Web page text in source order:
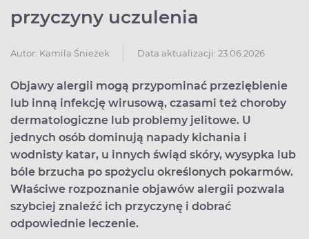
przyczyny uczulenia
Autor: Kamila Śnieżek Data aktualizacji: 23.06.2026
Objawy alergii mogą przypominać przeziębienie
lub inną infekcję wirusową, czasami też choroby
dermatologiczne lub problemy jelitowe. U
jednych osób dominują napady kichania i
wodnisty katar, u innych świąd skóry, wysypka lub
bóle brzucha po spożyciu określonych pokarmów.
Właściwe rozpoznanie objawów alergii pozwala
szybciej znaleźć ich przyczynę i dobrać
odpowiednie leczenie.